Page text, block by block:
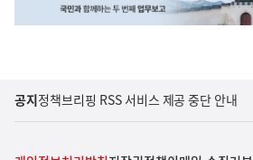
공지정책브리핑 RSS 서비스 제공 중단 안내